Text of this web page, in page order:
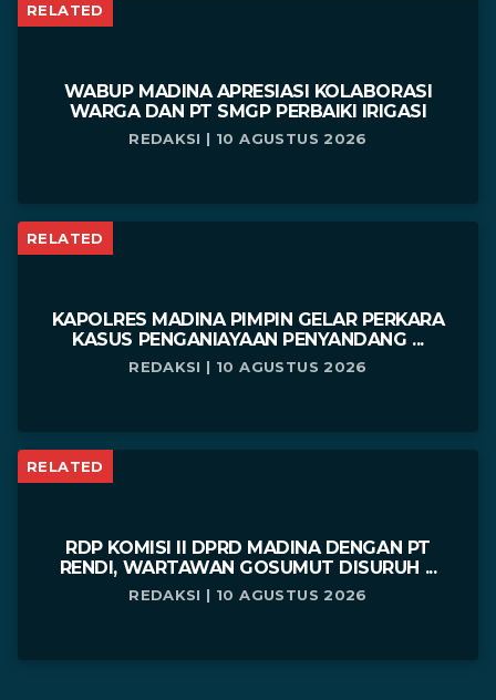
RELATED
WABUP MADINA APRESIASI KOLABORASI
WARGA DAN PT SMGP PERBAIKI IRIGASI
REDAKSI | 10 AGUSTUS 2026
RELATED
KAPOLRES MADINA PIMPIN GELAR PERKARA
KASUS PENGANIAYAAN PENYANDANG ...
REDAKSI | 10 AGUSTUS 2026
RELATED
RDP KOMISI II DPRD MADINA DENGAN PT
RENDI, WARTAWAN GOSUMUT DISURUH ...
REDAKSI | 10 AGUSTUS 2026